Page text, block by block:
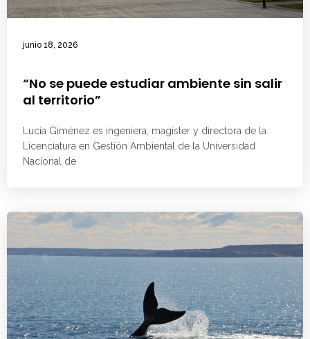
junio 18, 2026
“No se puede estudiar ambiente sin salir
al territorio”
Lucía Giménez es ingeniera, magíster y directora de la
Licenciatura en Gestión Ambiental de la Universidad
Nacional de